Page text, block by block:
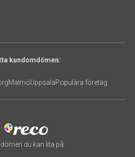
kundomdömen:
MalmöUppsalaPopulära företag
du kan lita på